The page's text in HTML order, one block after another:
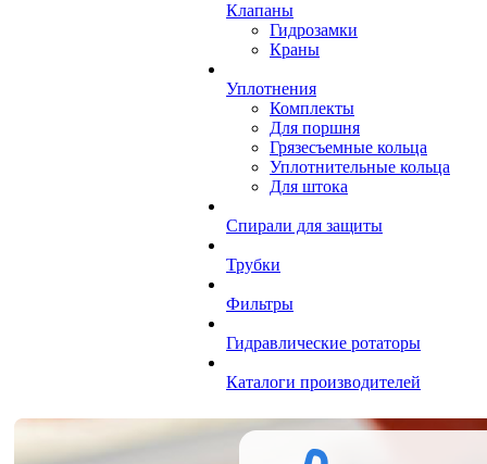
Клапаны
Гидрозамки
Краны
Уплотнения
Комплекты
Для поршня
Грязесъемные кольца
Уплотнительные кольца
Для штока
Спирали для защиты
Трубки
Фильтры
Гидравлические ротаторы
Каталоги производителей